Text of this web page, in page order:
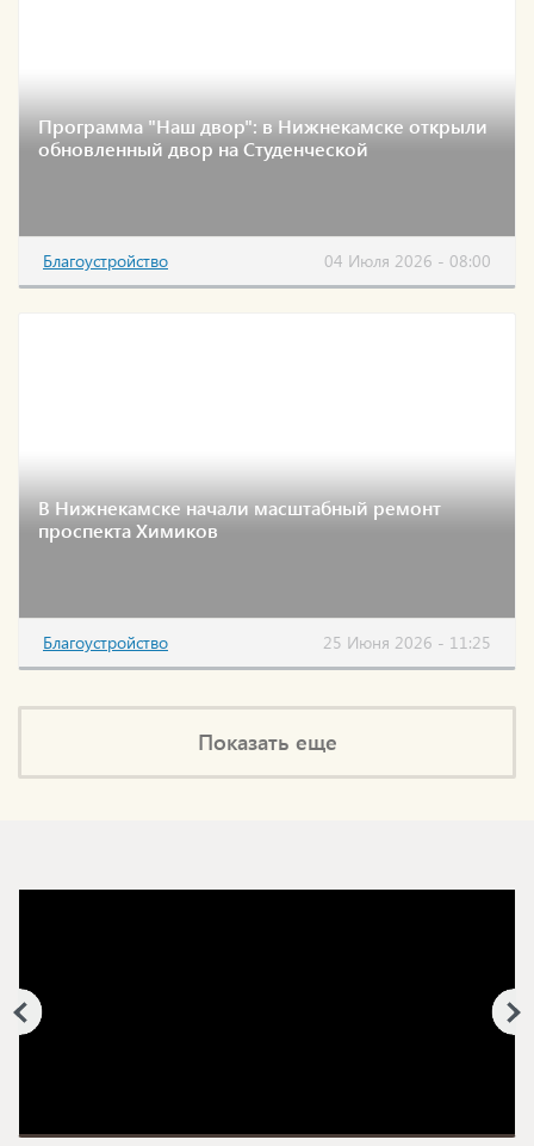
Программа "Наш двор": в Нижнекамске открыли
обновленный двор на Студенческой
Благоустройство 04 Июля 2026 - 08:00
В Нижнекамске начали масштабный ремонт
проспекта Химиков
Благоустройство 25 Июня 2026 - 11:25
Показать еще